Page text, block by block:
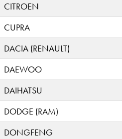
CITROEN
CUPRA
DACIA (RENAULT)
DAEWOO
DAIHATSU
DODGE (RAM)
DONGFENG